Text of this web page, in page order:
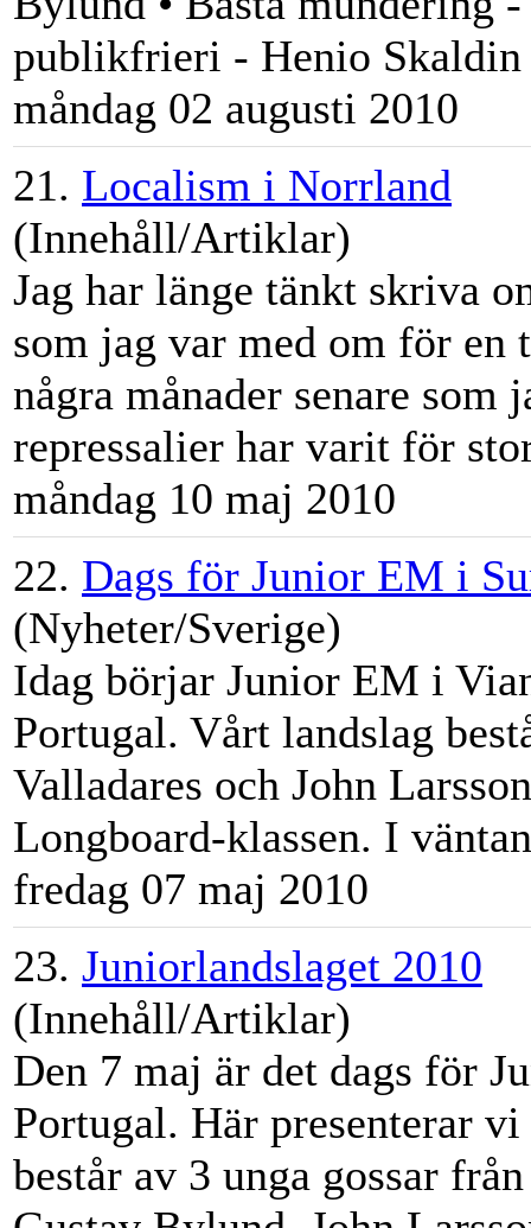
publikfrieri - Henio Skaldin
måndag 02 augusti 2010
21. Localism i Norrland
(Innehåll/Artiklar)
Jag har länge tänkt skriva
som jag var med om för en
några månader senare som
repressalier har varit för
måndag 10 maj 2010
22. Dags för Junior EM i
(Nyheter/Sverige)
Idag börjar Junior EM i
Portugal. Vårt landslag
Valladares och John
Longboard-klassen. I
fredag 07 maj 2010
23. Juniorlandslaget 2010
(Innehåll/Artiklar)
Den 7 maj är det dags för
Portugal. Här presenterar
består av 3 unga gossar